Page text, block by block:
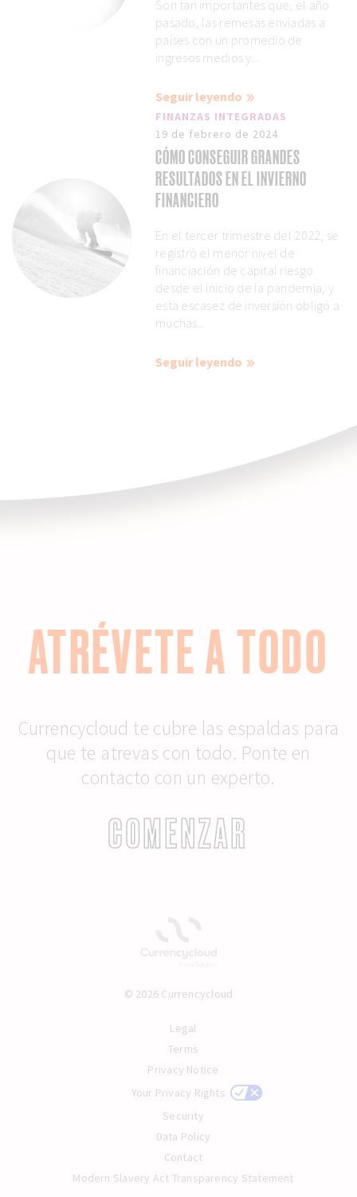
Son tan importantes que, el año
pasado, las remesas enviadas a
países con un promedio de
ingresos medios y...
Seguir leyendo
FINANZAS INTEGRADAS
19 de febrero de 2024
CÓMO CONSEGUIR GRANDES
RESULTADOS EN EL INVIERNO
FINANCIERO
En el tercer trimestre del 2022, se
registró el menor nivel de
financiación de capital riesgo
desde el inicio de la pandemia, y
esta escasez de inversión obligó a
muchas...
Seguir leyendo
ATRÉVETE A TODO
Currencycloud te cubre las espaldas para
que te atrevas con todo. Ponte en
contacto con un experto.
COMENZAR
© 2026 Currencycloud
Legal
Terms
Privacy Notice
Your Privacy Rights
Security
Data Policy
Contact
Modern Slavery Act Transparency Statement